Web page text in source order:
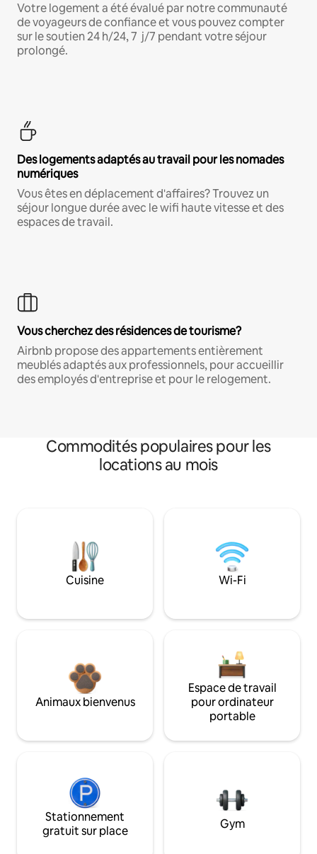
Votre logement a été évalué par notre communauté
de voyageurs de confiance et vous pouvez compter
sur le soutien 24 h/24, 7 j/7 pendant votre séjour
prolongé.
Des logements adaptés au travail pour les nomades
numériques
Vous êtes en déplacement d'affaires? Trouvez un
séjour longue durée avec le wifi haute vitesse et des
espaces de travail.
Vous cherchez des résidences de tourisme?
Airbnb propose des appartements entièrement
meublés adaptés aux professionnels, pour accueillir
des employés d'entreprise et pour le relogement.
Commodités populaires pour les
locations au mois
Cuisine Wi-Fi
Animaux bienvenus
Espace de travail
pour ordinateur
portable
Stationnement
gratuit sur place
Gym